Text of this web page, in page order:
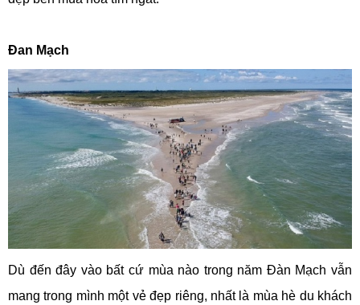
Đan Mạch
Dù đến đây vào bất cứ mùa nào trong năm Đàn Mạch vẫn
mang trong mình một vẻ đẹp riêng, nhất là mùa hè du khách